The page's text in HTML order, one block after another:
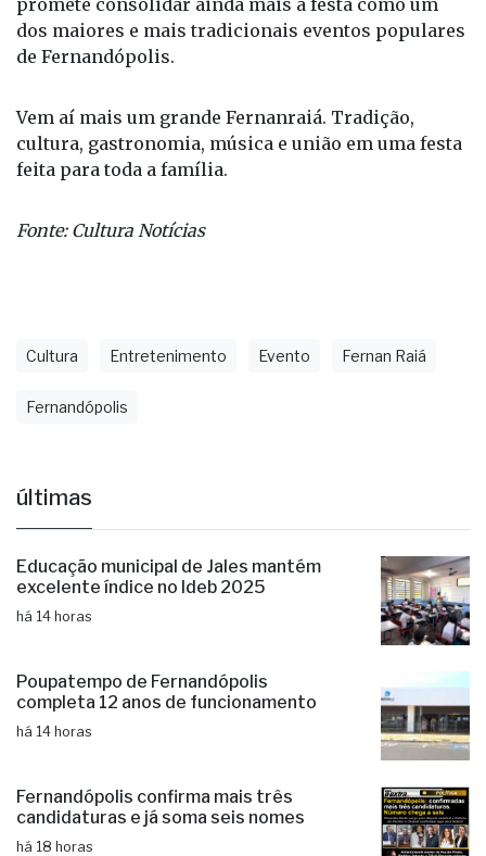
dos maiores e mais tradicionais eventos populares
de Fernandópolis.
Vem aí mais um grande Fernanraiá. Tradição,
cultura, gastronomia, música e união em uma festa
feita para toda a família.
Fonte: Cultura Notícias
Cultura Entretenimento Evento Fernan Raiá
Fernandópolis
últimas
Educação municipal de Jales mantém
excelente índice no Ideb 2025
há 14 horas
Poupatempo de Fernandópolis
completa 12 anos de funcionamento
há 14 horas
Fernandópolis confirma mais três
candidaturas e já soma seis nomes
há 18 horas